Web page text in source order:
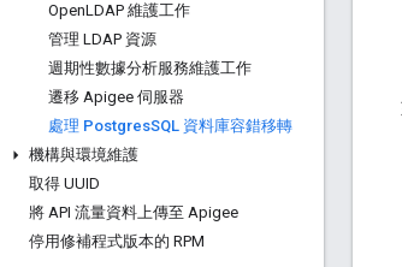
OpenLDAP 維護工作
管理 LDAP 資源
週期性數據分析服務維護工作
遷移 Apigee 伺服器
處理 PostgresSQL 資料庫容錯移轉
機構與環境維護
取得 UUID
將 API 流量資料上傳至 Apigee
停用修補程式版本的 RPM